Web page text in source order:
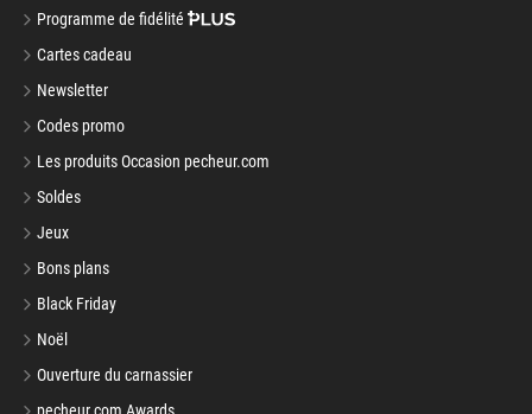
Programme de fidélité
Cartes cadeau
Newsletter
Codes promo
Les produits Occasion pecheur.com
Soldes
Jeux
Bons plans
Black Friday
Noël
Ouverture du carnassier